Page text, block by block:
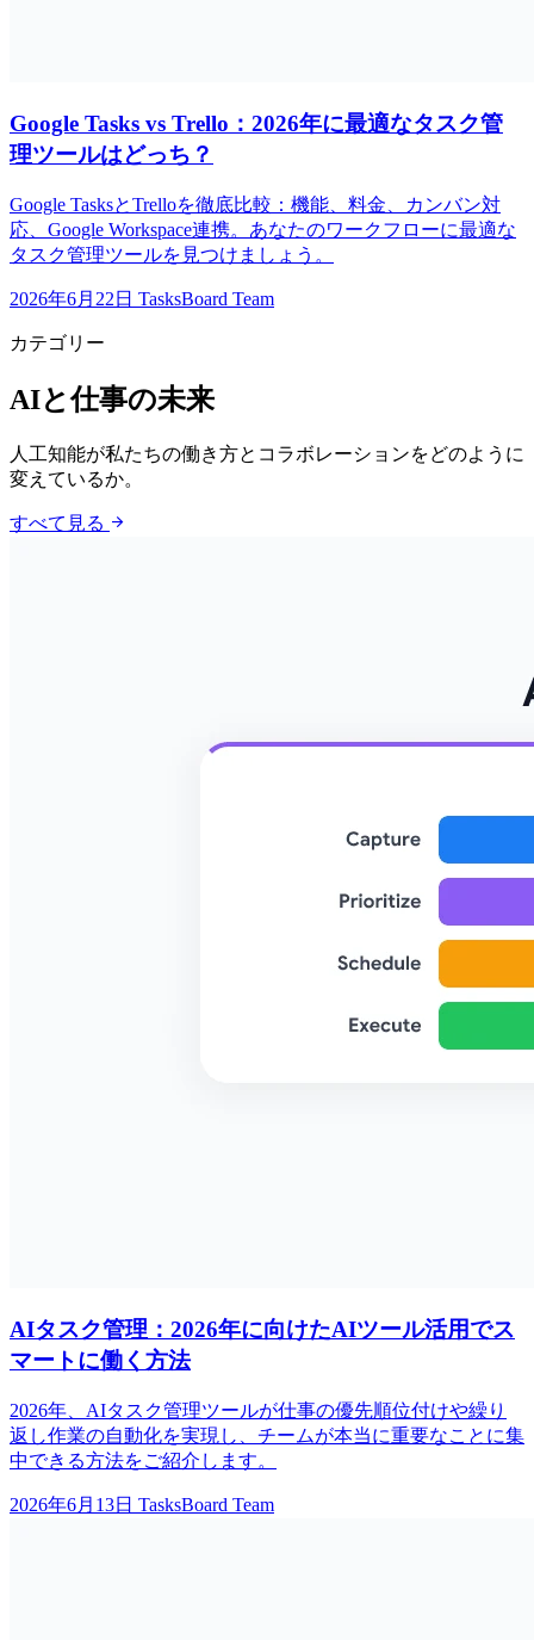
Google Tasks vs Trello：2026年に最適なタスク管
理ツールはどっち？
Google TasksとTrelloを徹底比較：機能、料金、カンバン対
応、Google Workspace連携。あなたのワークフローに最適な
タスク管理ツールを見つけましょう。
2026年6月22日 TasksBoard Team
カテゴリー
AIと仕事の未来
人工知能が私たちの働き方とコラボレーションをどのように
変えているか。
すべて見る arrow_forward
AIタスク管理：2026年に向けたAIツール活用でス
マートに働く方法
2026年、AIタスク管理ツールが仕事の優先順位付けや繰り
返し作業の自動化を実現し、チームが本当に重要なことに集
中できる方法をご紹介します。
2026年6月13日 TasksBoard Team